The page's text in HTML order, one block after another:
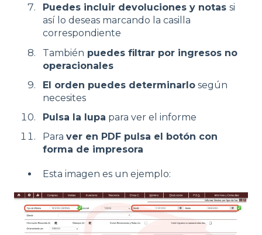
Puedes incluir devoluciones y notas si
así lo deseas marcando la casilla
correspondiente
También puedes filtrar por ingresos no
operacionales
El orden puedes determinarlo según
necesites
Pulsa la lupa para ver el informe
Para ver en PDF pulsa el botón con
forma de impresora
Esta imagen es un ejemplo: